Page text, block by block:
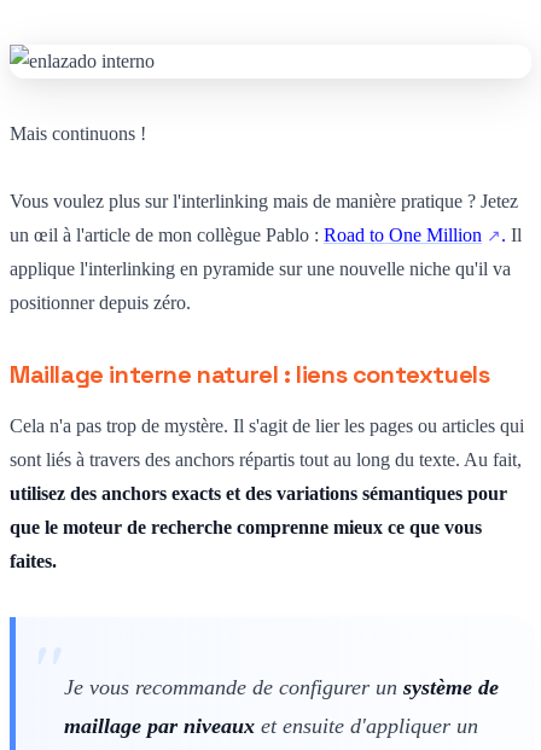
Mais continuons !
Vous voulez plus sur l'interlinking mais de manière pratique ? Jetez
un œil à l'article de mon collègue Pablo : Road to One Million . Il
applique l'interlinking en pyramide sur une nouvelle niche qu'il va
positionner depuis zéro.
Maillage interne naturel : liens contextuels
Cela n'a pas trop de mystère. Il s'agit de lier les pages ou articles qui
sont liés à travers des anchors répartis tout au long du texte. Au fait,
utilisez des anchors exacts et des variations sémantiques pour
que le moteur de recherche comprenne mieux ce que vous
faites.
Je vous recommande de configurer un système de
maillage par niveaux et ensuite d'appliquer un